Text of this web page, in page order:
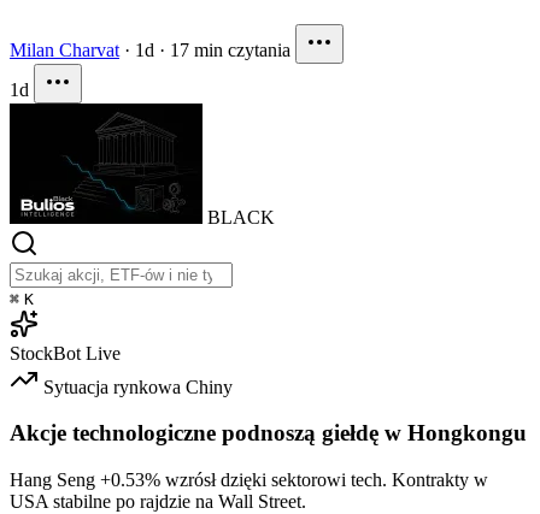
Milan Charvat · 1d · 17 min czytania
1d
BLACK
⌘ K
StockBot Live
Sytuacja rynkowa Chiny
Akcje technologiczne podnoszą giełdę w Hongkongu
Hang Seng +0.53% wzrósł dzięki sektorowi tech. Kontrakty w
USA stabilne po rajdzie na Wall Street.